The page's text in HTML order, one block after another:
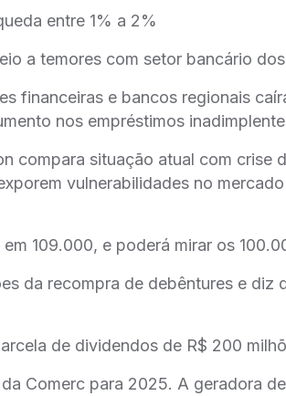
entre 1% a 2%
a temores com setor bancário
financeiras e bancos regionais
nos empréstimos
compara situação atual com crise
vulnerabilidades no
109.000, e poderá mirar os
da recompra de debêntures e diz
de dividendos de R$ 200
Comerc para 2025. A geradora